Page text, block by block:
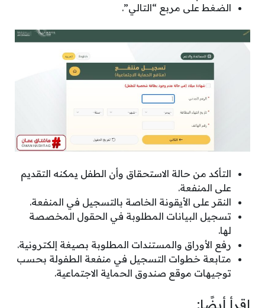
الضغط على مربع “التالي”.
التأكد من حالة الاستحقاق وأن الطفل يمكنه التقديم
على المنفعة.
النقر على الأيقونة الخاصة بالتسجيل في المنفعة.
تسجيل البيانات المطلوبة في الحقول المخصصة
لها.
رفع الأوراق والمستندات المطلوبة بصيغة إلكترونية.
متابعة خطوات التسجيل في منفعة الطفولة بحسب
توجيهات موقع صندوق الحماية الاجتماعية.
اقرأ أيضًا: